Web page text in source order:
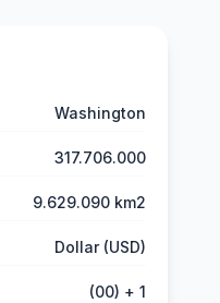
Washington
317.706.000
9.629.090 km2
Dollar (USD)
(00) + 1